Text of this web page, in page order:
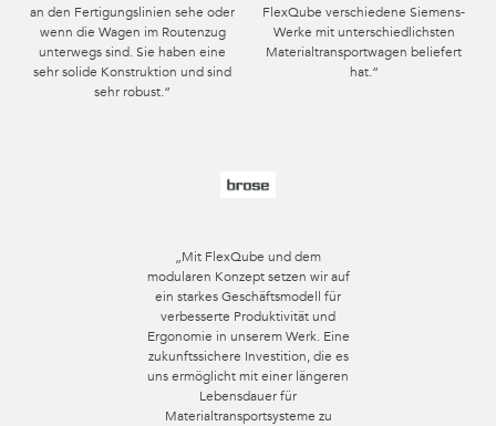
an den Fertigungslinien sehe oder
wenn die Wagen im Routenzug
unterwegs sind. Sie haben eine
sehr solide Konstruktion und sind
sehr robust.“
FlexQube verschiedene Siemens-
Werke mit unterschiedlichsten
Materialtransportwagen beliefert
hat.“
„Mit FlexQube und dem
modularen Konzept setzen wir auf
ein starkes Geschäftsmodell für
verbesserte Produktivität und
Ergonomie in unserem Werk. Eine
zukunftssichere Investition, die es
uns ermöglicht mit einer längeren
Lebensdauer für
Materialtransportsysteme zu